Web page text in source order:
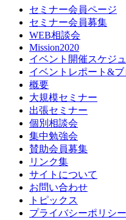
セミナー会員ページ
セミナー会員募集
WEB相談会
Mission2020
イベント開催スケジ
イベントレポート&
概要
大規模セミナー
出張セミナー
個別相談会
集中勉強会
賛助会員募集
リンク集
サイトについて
お問い合わせ
トピックス
プライバシーポリシ